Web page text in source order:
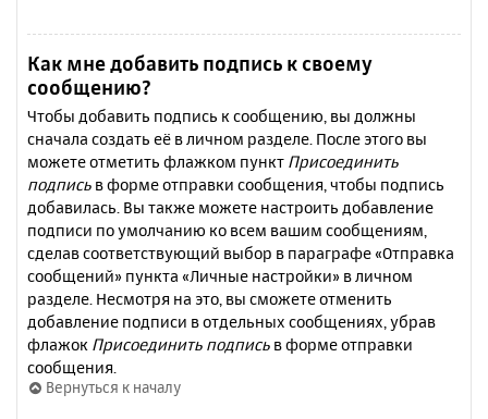
Как мне добавить подпись к своему
сообщению?
Чтобы добавить подпись к сообщению, вы должны
сначала создать её в личном разделе. После этого вы
можете отметить флажком пункт Присоединить
подпись в форме отправки сообщения, чтобы подпись
добавилась. Вы также можете настроить добавление
подписи по умолчанию ко всем вашим сообщениям,
сделав соответствующий выбор в параграфе «Отправка
сообщений» пункта «Личные настройки» в личном
разделе. Несмотря на это, вы сможете отменить
добавление подписи в отдельных сообщениях, убрав
флажок Присоединить подпись в форме отправки
сообщения.
Вернуться к началу